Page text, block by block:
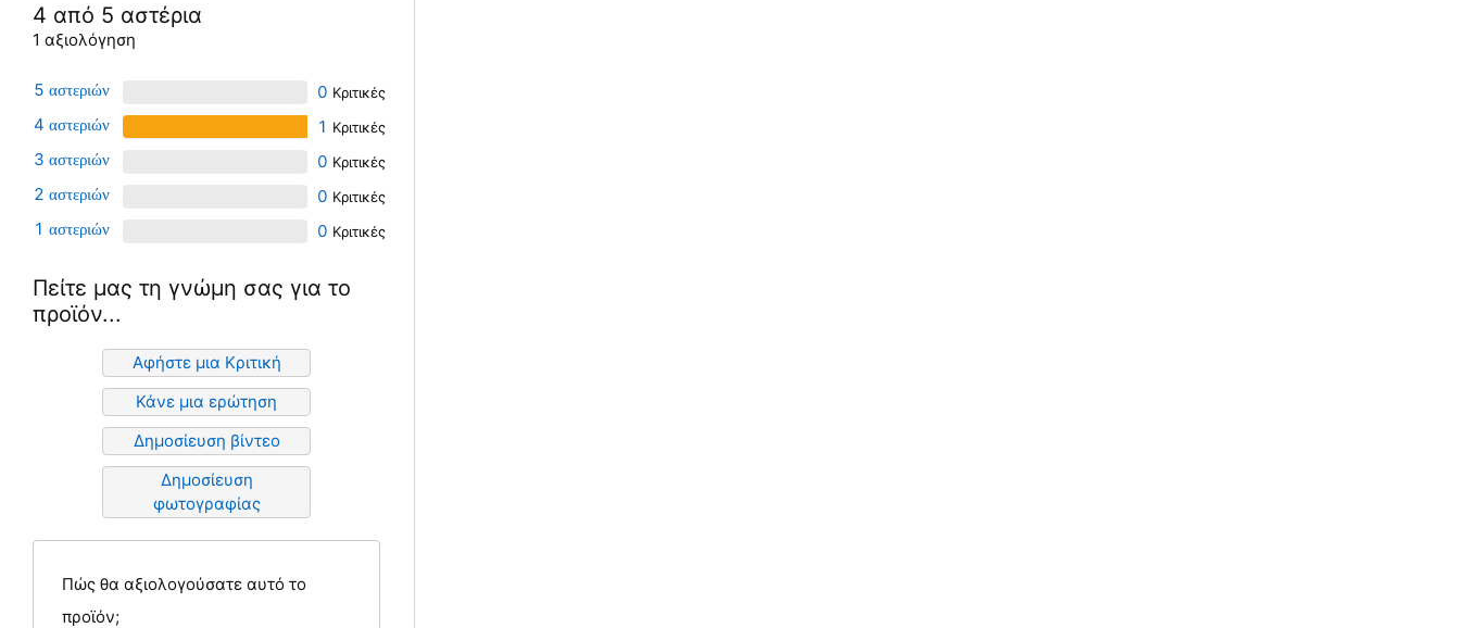
4 από 5 αστέρια
1 αξιολόγηση
5
0
4
1
3
0
2
0
1
0
Πείτε μας τη γνώμη σας για το
προϊόν...
Αφήστε μια Κριτική
Κάνε μια ερώτηση
Δημοσίευση βίντεο
Δημοσίευση
φωτογραφίας
Πώς θα αξιολογούσατε αυτό το
προϊόν;